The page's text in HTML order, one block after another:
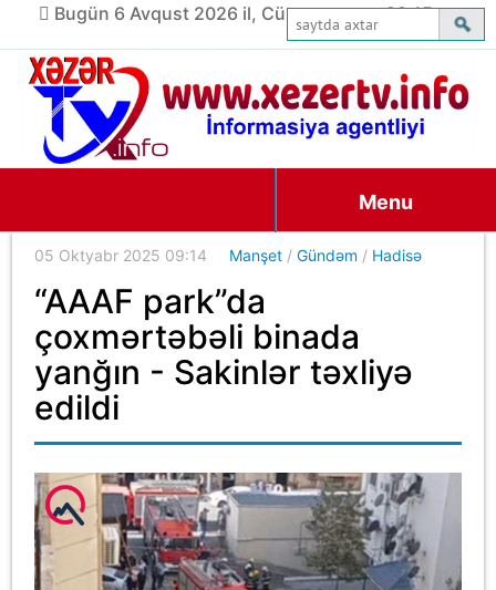
Bugün 6 Avqust 2026 il, Cümə axşamı, 22:15
Menu
05 Oktyabr 2025 09:14 Manşet /Gündəm / Hadisə
“AAAF park”da
çoxmərtəbəli binada
yanğın - Sakinlər təxliyə
edildi